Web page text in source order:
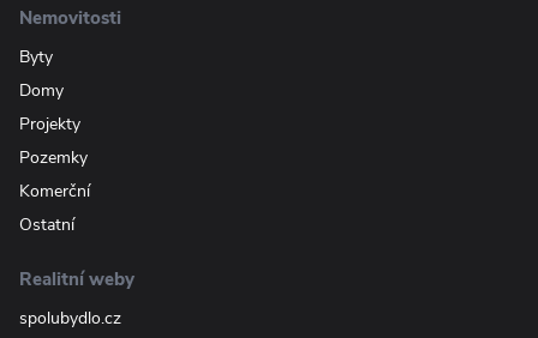
Nemovitosti
Byty
Domy
Projekty
Pozemky
Komerční
Ostatní
Realitní weby
spolubydlo.cz